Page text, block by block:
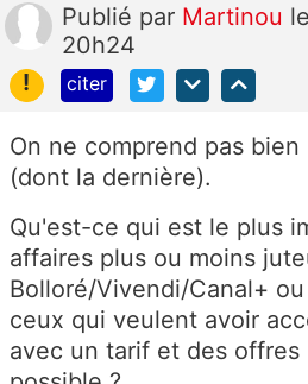
Publié par Martinou
20h24
!
citer
On ne comprend pas
(dont la dernière).
Qu'est-ce qui est le plus
affaires plus ou moins
Bolloré/Vivendi/Canal+
ceux qui veulent avoir
avec un tarif et des offres